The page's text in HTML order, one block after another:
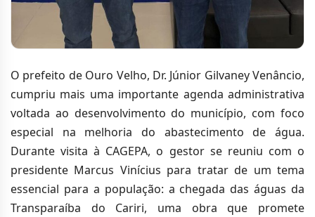
O prefeito de Ouro Velho, Dr. Júnior Gilvaney Venâncio,
cumpriu mais uma importante agenda administrativa
voltada ao desenvolvimento do município, com foco
especial na melhoria do abastecimento de água.
Durante visita à CAGEPA, o gestor se reuniu com o
presidente Marcus Vinícius para tratar de um tema
essencial para a população: a chegada das águas da
Transparaíba do Cariri, uma obra que promete